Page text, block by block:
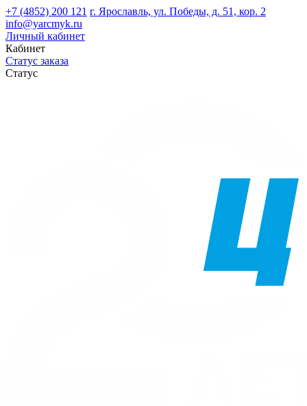
+7 (4852) 200 121 г. Ярославль, ул. Победы, д. 51, кор. 2
info@yarcmyk.ru
Личный кабинет
Кабинет
Статус заказа
Статус